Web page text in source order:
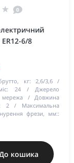
0
6/8
кг:
2,6/3,6
24
Джерело
мережа
Довжина
2
Максимальна
фрези, мм::
кошика